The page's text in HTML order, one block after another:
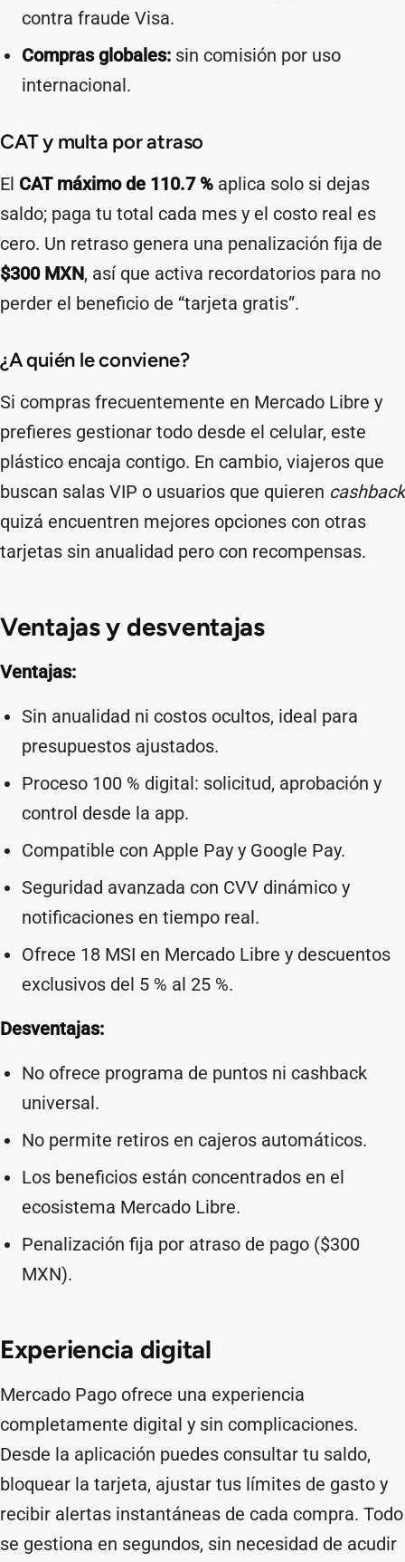
contra fraude Visa.
Compras globales: sin comisión por uso
internacional.
CAT y multa por atraso
El CAT máximo de 110.7 % aplica solo si dejas
saldo; paga tu total cada mes y el costo real es
cero. Un retraso genera una penalización fija de
$300 MXN, así que activa recordatorios para no
perder el beneficio de “tarjeta gratis”.
¿A quién le conviene?
Si compras frecuentemente en Mercado Libre y
prefieres gestionar todo desde el celular, este
plástico encaja contigo. En cambio, viajeros que
buscan salas VIP o usuarios que quieren cashback
quizá encuentren mejores opciones con otras
tarjetas sin anualidad pero con recompensas.
Ventajas y desventajas
Ventajas:
Sin anualidad ni costos ocultos, ideal para
presupuestos ajustados.
Proceso 100 % digital: solicitud, aprobación y
control desde la app.
Compatible con Apple Pay y Google Pay.
Seguridad avanzada con CVV dinámico y
notificaciones en tiempo real.
Ofrece 18 MSI en Mercado Libre y descuentos
exclusivos del 5 % al 25 %.
Desventajas:
No ofrece programa de puntos ni cashback
universal.
No permite retiros en cajeros automáticos.
Los beneficios están concentrados en el
ecosistema Mercado Libre.
Penalización fija por atraso de pago ($300
MXN).
Experiencia digital
Mercado Pago ofrece una experiencia
completamente digital y sin complicaciones.
Desde la aplicación puedes consultar tu saldo,
bloquear la tarjeta, ajustar tus límites de gasto y
recibir alertas instantáneas de cada compra. Todo
se gestiona en segundos, sin necesidad de acudir